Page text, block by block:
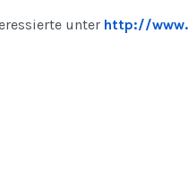
unter http://
IN KRAKÓW (KRAKAU):